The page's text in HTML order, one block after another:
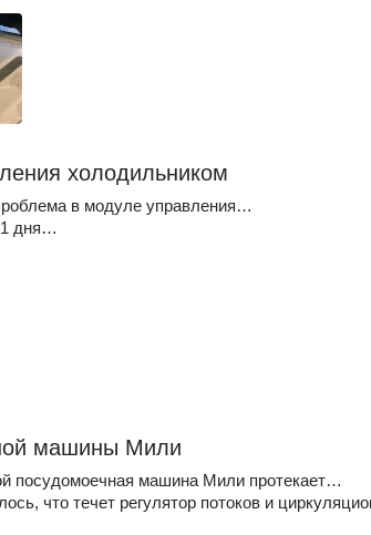
холодильником
в модуле управления…
1 дня…
машины Мили
посудомоечная машина Мили протекает…
что течет регулятор потоков и